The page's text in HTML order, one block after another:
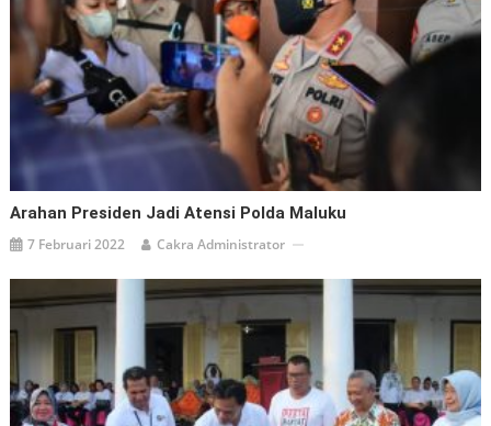
Arahan Presiden Jadi Atensi Polda Maluku
7 Februari 2022 Cakra Administrator